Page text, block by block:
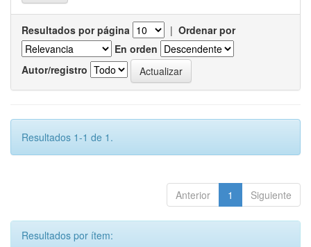
Resultados por página | Ordenar por
En orden
Autor/registro
Resultados 1-1 de 1.
Anterior 1 Siguiente
Resultados por ítem: